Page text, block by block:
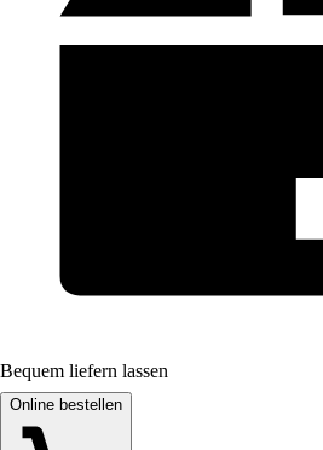
Bequem liefern lassen
Online bestellen